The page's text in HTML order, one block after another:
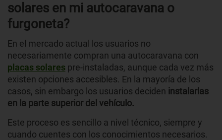
solares en mi autocaravana o
furgoneta?
En el mercado actual los usuarios no
necesariamente compran una autocaravana con
placas solares pre-instaladas, aunque cada vez más
existen opciones accesibles. En la mayoría de los
casos, sin embargo los usuarios deciden instalarlas
en la parte superior del vehículo.
Este proceso es sencillo a nivel técnico, siempre y
cuando cuentes con los conocimientos necesarios.